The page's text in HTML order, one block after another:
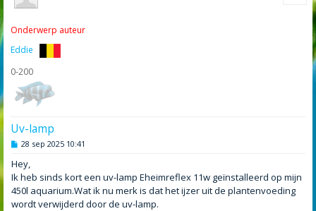
Onderwerp auteur
Eddie
0-200
Uv-lamp
B
r
i
c
h
28 sep 2025 10:41
Hey,
Ik heb sinds kort een uv-lamp Eheimreflex 11w geïnstalleerd op mijn
450l aquarium.Wat ik nu merk is dat het ijzer uit de plantenvoeding
wordt verwijderd door de uv-lamp.